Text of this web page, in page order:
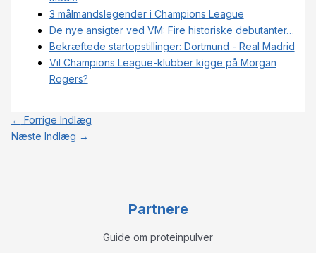
3 målmandslegender i Champions League
De nye ansigter ved VM: Fire historiske debutanter…
Bekræftede startopstillinger: Dortmund - Real Madrid
Vil Champions League-klubber kigge på Morgan
Rogers?
← Forrige Indlæg
Næste Indlæg →
Partnere
Guide om proteinpulver